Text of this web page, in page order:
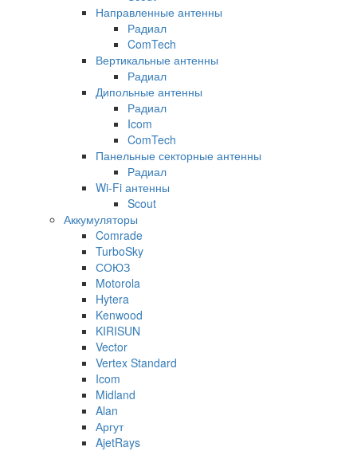
Направленные антенны
Радиал
ComTech
Вертикальные антенны
Радиал
Дипольные антенны
Радиал
Icom
ComTech
Панельные секторные антенны
Радиал
Wi-Fi антенны
Scout
Аккумуляторы
Comrade
TurboSky
СОЮЗ
Motorola
Hytera
Kenwood
KIRISUN
Vector
Vertex Standard
Icom
Midland
Alan
Аргут
AjetRays